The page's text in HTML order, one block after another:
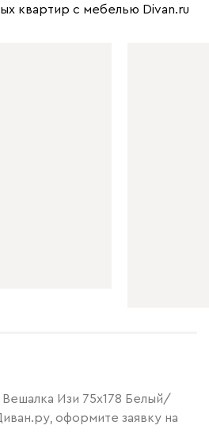
квартир с мебелью Divan.ru
Вешалка Изи 75x178 Белый/
оформите заявку на